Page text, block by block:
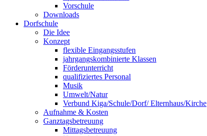
Vorschule
Downloads
Dorfschule
Die Idee
Konzept
flexible Eingangsstufen
jahrgangskombinierte Klassen
Förderunterricht
qualifiziertes Personal
Musik
Umwelt/Natur
Verbund Kiga/Schule/Dorf/ Elternhaus/Kirche
Aufnahme & Kosten
Ganztagsbetreuung
Mittagsbetreuung